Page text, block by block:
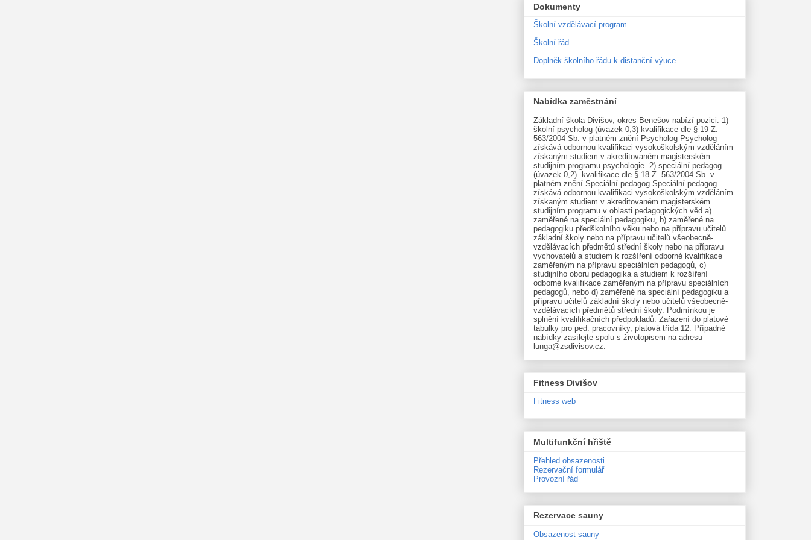
Dokumenty
Školní vzdělávací program
Školní řád
Doplněk školního řádu k distanční výuce
Nabídka zaměstnání
Základní škola Divišov, okres Benešov nabízí pozici: 1)
školní psycholog (úvazek 0,3) kvalifikace dle § 19 Z.
563/2004 Sb. v platném znění Psycholog Psycholog
získává odbornou kvalifikaci vysokoškolským vzděláním
získaným studiem v akreditovaném magisterském
studijním programu psychologie. 2) speciální pedagog
(úvazek 0,2). kvalifikace dle § 18 Z. 563/2004 Sb. v
platném znění Speciální pedagog Speciální pedagog
získává odbornou kvalifikaci vysokoškolským vzděláním
získaným studiem v akreditovaném magisterském
studijním programu v oblasti pedagogických věd a)
zaměřené na speciální pedagogiku, b) zaměřené na
pedagogiku předškolního věku nebo na přípravu učitelů
základní školy nebo na přípravu učitelů všeobecně-
vzdělávacích předmětů střední školy nebo na přípravu
vychovatelů a studiem k rozšíření odborné kvalifikace
zaměřeným na přípravu speciálních pedagogů, c)
studijního oboru pedagogika a studiem k rozšíření
odborné kvalifikace zaměřeným na přípravu speciálních
pedagogů, nebo d) zaměřené na speciální pedagogiku a
přípravu učitelů základní školy nebo učitelů všeobecně-
vzdělávacích předmětů střední školy. Podmínkou je
splnění kvalifikačních předpokladů. Zařazení do platové
tabulky pro ped. pracovníky, platová třída 12. Případné
nabídky zasílejte spolu s životopisem na adresu
lunga@zsdivisov.cz.
Fitness Divišov
Fitness web
Multifunkční hřiště
Přehled obsazenosti
Rezervační formulář
Provozní řád
Rezervace sauny
Obsazenost sauny